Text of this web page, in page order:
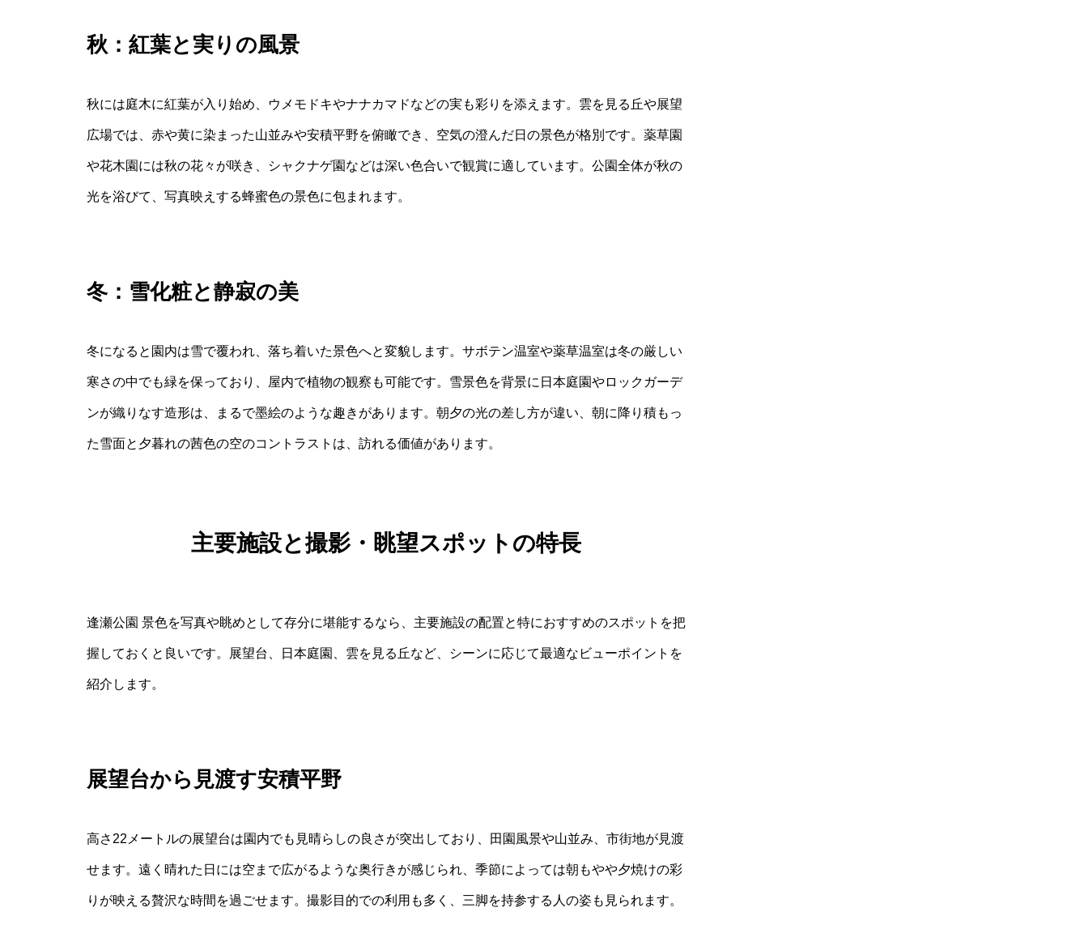
秋：紅葉と実りの風景
秋には庭木に紅葉が入り始め、ウメモドキやナナカマドなどの実も彩りを添えます。雲を見る丘や展望
広場では、赤や黄に染まった山並みや安積平野を俯瞰でき、空気の澄んだ日の景色が格別です。薬草園
や花木園には秋の花々が咲き、シャクナゲ園などは深い色合いで観賞に適しています。公園全体が秋の
光を浴びて、写真映えする蜂蜜色の景色に包まれます。
冬：雪化粧と静寂の美
冬になると園内は雪で覆われ、落ち着いた景色へと変貌します。サボテン温室や薬草温室は冬の厳しい
寒さの中でも緑を保っており、屋内で植物の観察も可能です。雪景色を背景に日本庭園やロックガーデ
ンが織りなす造形は、まるで墨絵のような趣きがあります。朝夕の光の差し方が違い、朝に降り積もっ
た雪面と夕暮れの茜色の空のコントラストは、訪れる価値があります。
主要施設と撮影・眺望スポットの特長
逢瀬公園 景色を写真や眺めとして存分に堪能するなら、主要施設の配置と特におすすめのスポットを把
握しておくと良いです。展望台、日本庭園、雲を見る丘など、シーンに応じて最適なビューポイントを
紹介します。
展望台から見渡す安積平野
高さ22メートルの展望台は園内でも見晴らしの良さが突出しており、田園風景や山並み、市街地が見渡
せます。遠く晴れた日には空まで広がるような奥行きが感じられ、季節によっては朝もやや夕焼けの彩
りが映える贅沢な時間を過ごせます。撮影目的での利用も多く、三脚を持参する人の姿も見られます。